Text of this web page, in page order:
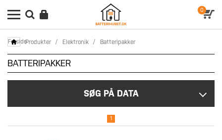
0
ForsideProdukter / Elektronik / Batteripakker
BATTERIPAKKER
SØG PÅ DATA
1